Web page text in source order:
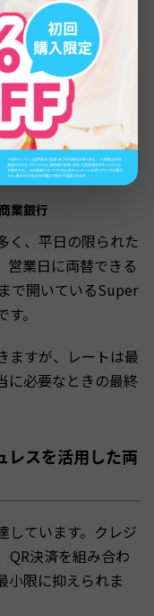
者がよく使うのは
）
港内ATMもこの銀行
業銀行
く、平日の限られた
営業日に両替できる
で開いているSuper
。
ますが、レートは最
に必要なときの最終
レスを活用した両
しています。クレジ
QR決済を組み合わ
小限に抑えられま